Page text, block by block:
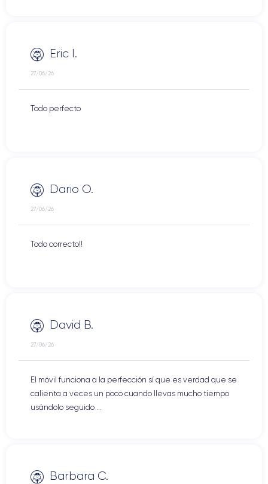
Eric I.
27/06/26
Todo perfecto
Dario O.
27/06/26
Todo correcto!!
David B.
27/06/26
El móvil funciona a la perfección sí que es verdad que se
calienta a veces un poco cuando llevas mucho tiempo
usándolo seguido ...
Barbara C.